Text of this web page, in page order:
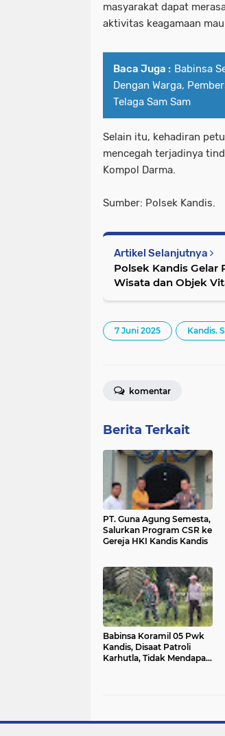
masyarakat dapat
aktivitas keagamaan
Baca Juga : Babinsa
Dengan Warga,
Telaga Sam Sam
Selain itu, kehadiran
mencegah terjadinya
Kompol Darma.
Sumber: Polsek Kandis.
Artikel Selanjutnya
Polsek Kandis
Wisata dan Objek
7 Juni 2025 Kandis.
komentar
Berita Terkait
PT. Guna Agung Semesta,
Salurkan Program CSR ke
Gereja HKI Kandis Kandis
Babinsa Koramil 05 Pwk
Kandis, Disaat Patroli
Karhutla, Tidak Mendapati